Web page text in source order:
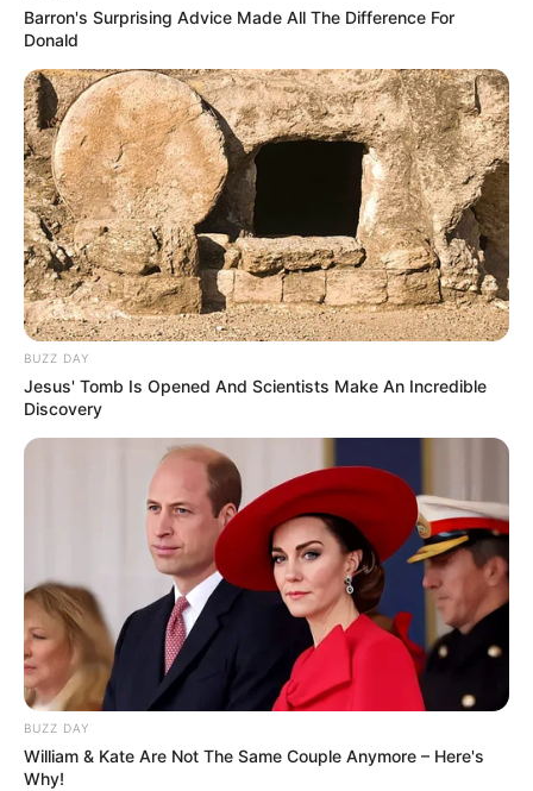
Barron's Surprising Advice Made All The Difference For
Donald
BUZZ DAY
Jesus' Tomb Is Opened And Scientists Make An Incredible
Discovery
BUZZ DAY
William & Kate Are Not The Same Couple Anymore – Here's
Why!